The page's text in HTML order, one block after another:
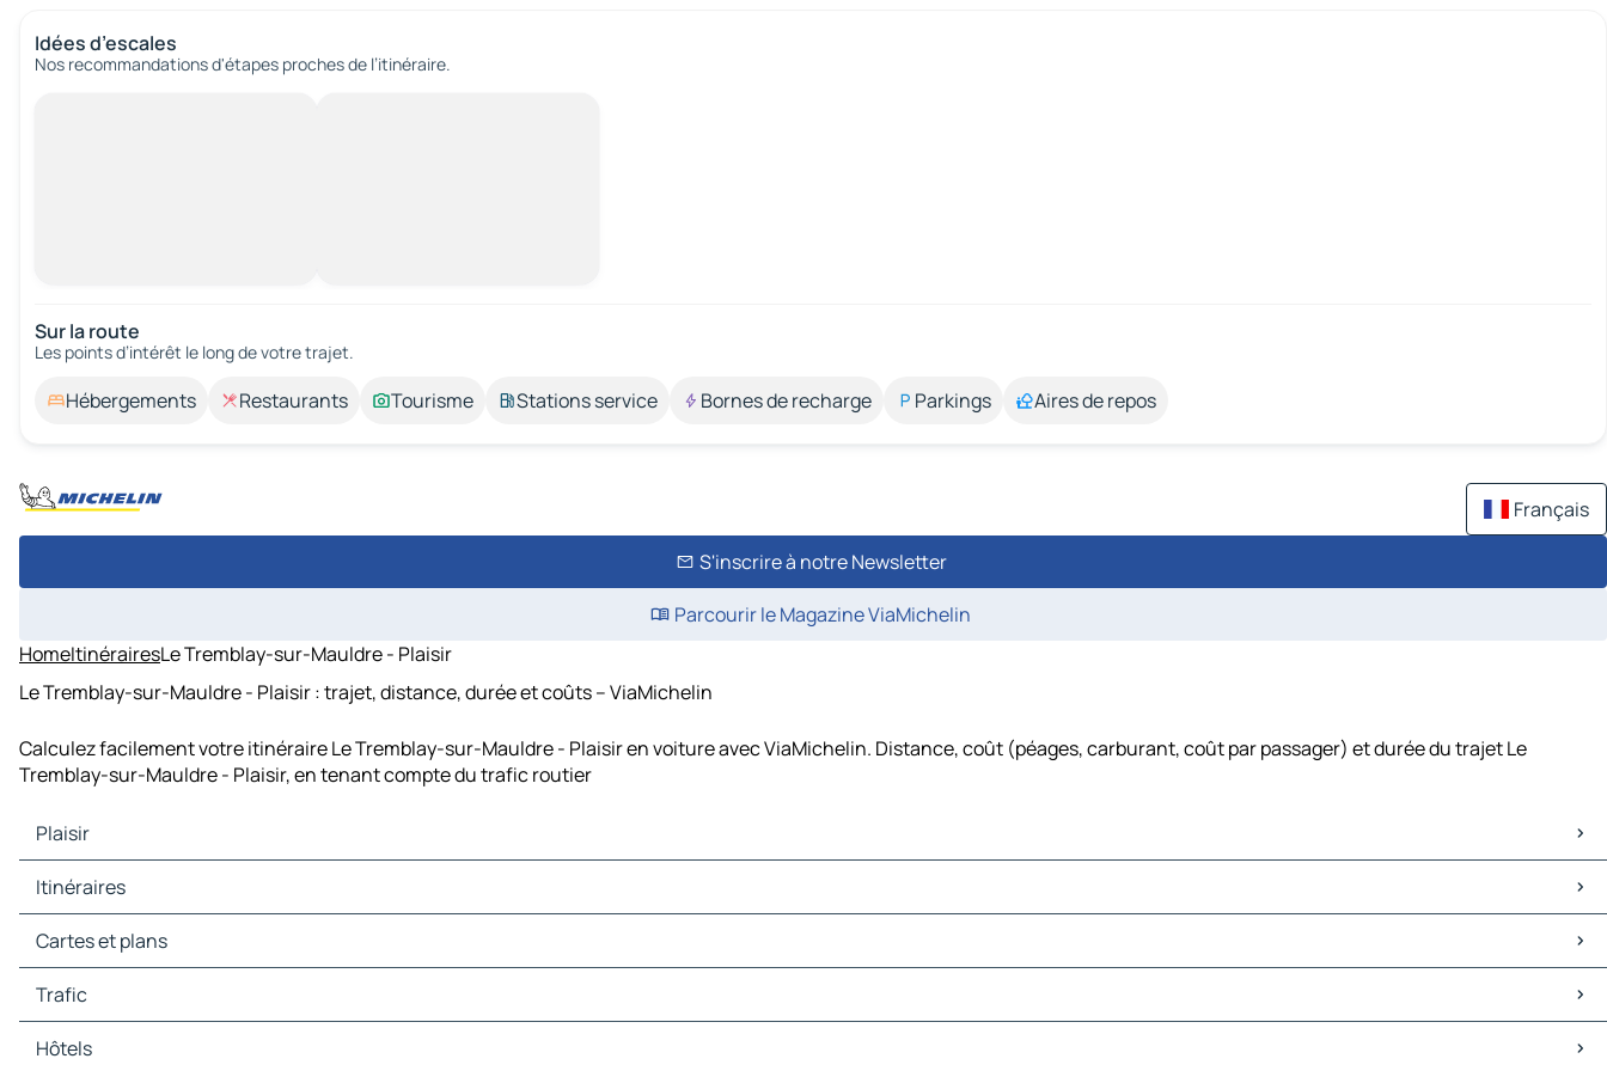
Idées d’escales
Nos recommandations d'étapes proches de l’itinéraire.
Sur la route
Les points d’intérêt le long de votre trajet.
Hébergements Restaurants Tourisme Stations service Bornes de recharge Parkings Aires de repos
Français
S'inscrire à notre Newsletter
Parcourir le Magazine ViaMichelin
HomeItinérairesLe Tremblay-sur-Mauldre - Plaisir
Le Tremblay-sur-Mauldre - Plaisir : trajet, distance, durée et coûts – ViaMichelin
Calculez facilement votre itinéraire Le Tremblay-sur-Mauldre - Plaisir en voiture avec ViaMichelin. Distance, coût (péages, carburant, coût par passager) et durée du trajet Le
Tremblay-sur-Mauldre - Plaisir, en tenant compte du trafic routier
Plaisir
Plaisir Cartes et plans
Plaisir Trafic
Plaisir Hôtels
Plaisir Restaurants
Plaisir Stations-service
Itinéraires
Itinéraires Plaisir - Paris
Itinéraires Plaisir - Versailles
Itinéraires Plaisir - Nanterre
Itinéraires Plaisir - Pontoise
Itinéraires Plaisir - Créteil
Itinéraires Plaisir - Bobigny
Cartes et plans
Cartes et plans Paris
Cartes et plans Versailles
Cartes et plans Nanterre
Cartes et plans Pontoise
Trafic
Trafic Paris
Trafic Versailles
Hôtels